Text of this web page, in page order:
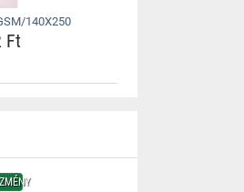
140X250
Ft